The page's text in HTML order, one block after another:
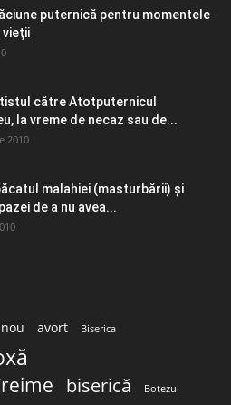
puternică pentru momentele
vieţii
către Atotputernicul
la vreme de necaz sau de...
2010
malahiei (masturbării) şi
de a nu avea...
avort Biserica
biserică Botezul